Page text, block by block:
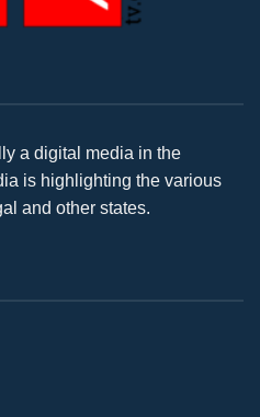
a digital media in the
is highlighting the various
and other states.